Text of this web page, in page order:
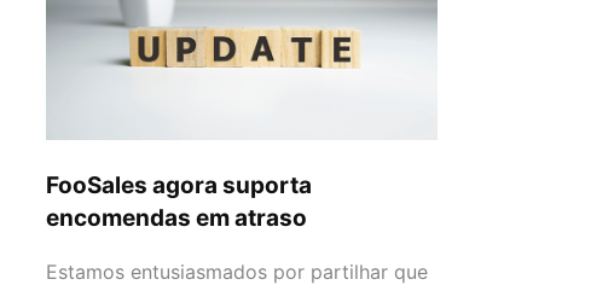
FooSales agora suporta
encomendas em atraso
Estamos entusiasmados por partilhar que